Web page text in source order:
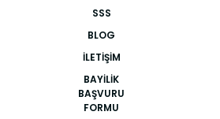
SSS
BLOG
İLETIŞIM
BAYILIK
BAŞVURU
FORMU